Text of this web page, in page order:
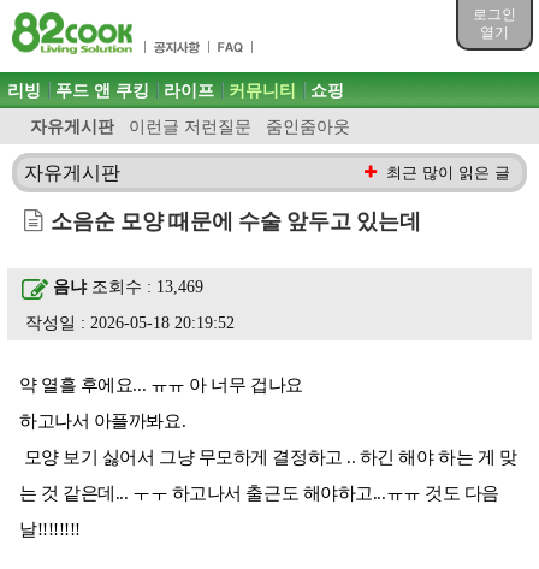
로그인
열기
목차
주메뉴 바로가기
컨텐츠 바로가기
검색 바로가기
로그인 바로가기
주메뉴
리빙 푸드 앤 쿠킹 라이프 커뮤니티
자유게시판 이런글 저런질문 줌인줌아웃
쇼핑
자유게시판 최근 많이 읽은 글
소음순 모양 때문에 수술 앞두고 있는데
음냐조회수 : 13,469
작성일 : 2026-05-18 20:19:52
약 열흘 후에요... ㅠㅠ 아 너무 겁나요
하고나서 아플까봐요.
모양 보기 싫어서 그냥 무모하게 결정하고 .. 하긴 해야 하는 게 맞
는 것 같은데... ㅜㅜ 하고나서 출근도 해야하고...ㅠㅠ 것도 다음
날!!!!!!!!